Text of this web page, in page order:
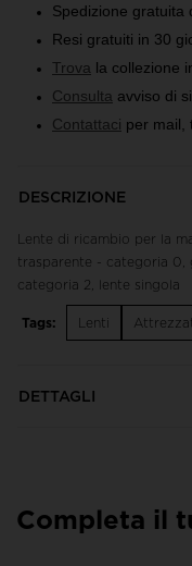
Spedizione gratuita
Resi gratuiti in 30
Trova la collezione
Consulta avviso di
Contattaci per mail,
DESCRIZIONE
Lente di ricambio per la
trasparente - categoria 0,
categoria 2, lente singola
Tags: Lenti
DETTAGLI
Completa il